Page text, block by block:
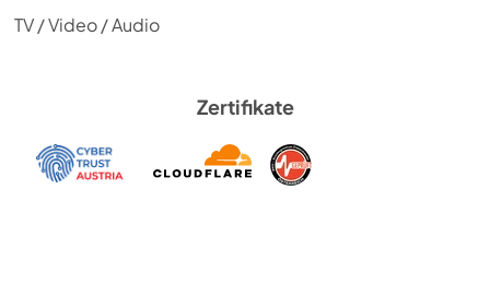
TV / Video / Audio
Zertifikate